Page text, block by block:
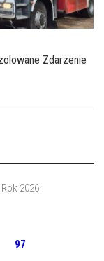
Zdarzenie
Rok 2026
97